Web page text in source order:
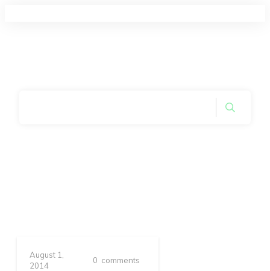
August 1,
2014
0 comments